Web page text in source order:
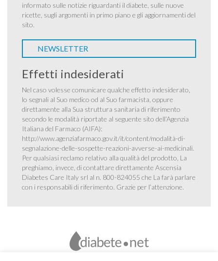
informato sulle notizie riguardanti il diabete, sulle nuove
ricette, sugli argomenti in primo piano e gli aggiornamenti del
sito.
NEWSLETTER
Effetti indesiderati
Nel caso volesse comunicare qualche effetto indesiderato,
lo segnali al Suo medico od al Suo farmacista, oppure
direttamente alla Sua struttura sanitaria di riferimento
secondo le modalità riportate al seguente sito dell’Agenzia
Italiana del Farmaco (AIFA):
http://www.agenziafarmaco.gov.it/it/content/modalità-di-
segnalazione-delle-sospette-reazioni-avverse-ai-medicinali.
Per qualsiasi reclamo relativo alla qualità del prodotto, La
preghiamo, invece, di contattare direttamente Ascensia
Diabetes Care Italy srl al n. 800-824055 che La farà parlare
con i responsabili di riferimento. Grazie per l’attenzione.